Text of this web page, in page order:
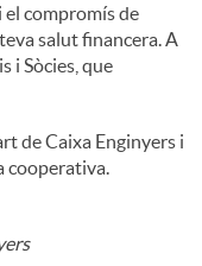
el compromís de
salut financera. A
i Sòcies, que
de Caixa Enginyers i
cooperativa.